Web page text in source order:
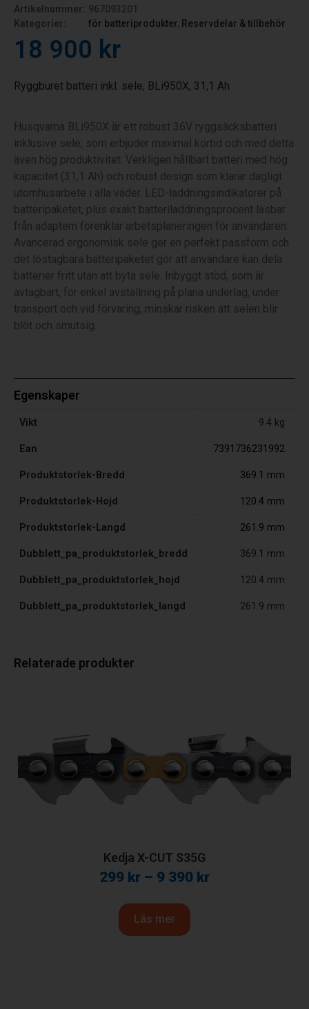
Artikelnummer:
967093201
Kategorier:
för batteriprodukter, Reservdelar & tillbehör
18 900 kr
Ryggburet batteri inkl. sele, BLi950X, 31,1 Ah
Husqvarna BLi950X är ett robust 36V ryggsäcksbatteri
inklusive sele, som erbjuder maximal körtid och med detta
även hög produktivitet. Verkligen hållbart batteri med hög
kapacitet (31,1 Ah) och robust design som klarar dagligt
utomhusarbete i alla väder. LED-laddningsindikatorer på
batteripaketet, plus exakt batteriladdningsprocent läsbar
från adaptern förenklar arbetsplaneringen för användaren.
Avancerad ergonomisk sele ger en perfekt passform och
det löstagbara batteripaketet gör att användare kan dela
batterier fritt utan att byta sele. Inbyggt stöd, som är
avtagbart, för enkel avställning på plana underlag, under
transport och vid förvaring, minskar risken att selen blir
blöt och smutsig.
Egenskaper
Vikt 9.4 kg
Ean 7391736231992
Produktstorlek-Bredd 369.1 mm
Produktstorlek-Hojd 120.4 mm
Produktstorlek-Langd 261.9 mm
Dubblett_pa_produktstorlek_bredd 369.1 mm
Dubblett_pa_produktstorlek_hojd 120.4 mm
Dubblett_pa_produktstorlek_langd 261.9 mm
Relaterade produkter
Kedja X-CUT S35G
299 kr – 9 390 kr
Läs mer